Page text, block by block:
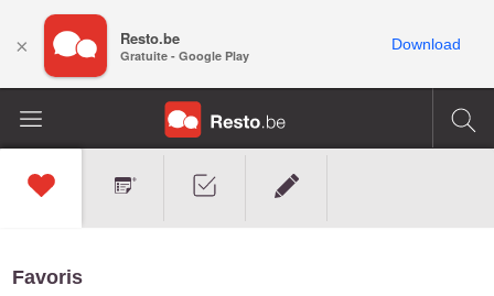
Favoris
× Resto.be
Gratuite - Google Play
Download